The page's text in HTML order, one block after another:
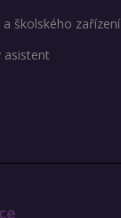
a školského zařízení
asistent